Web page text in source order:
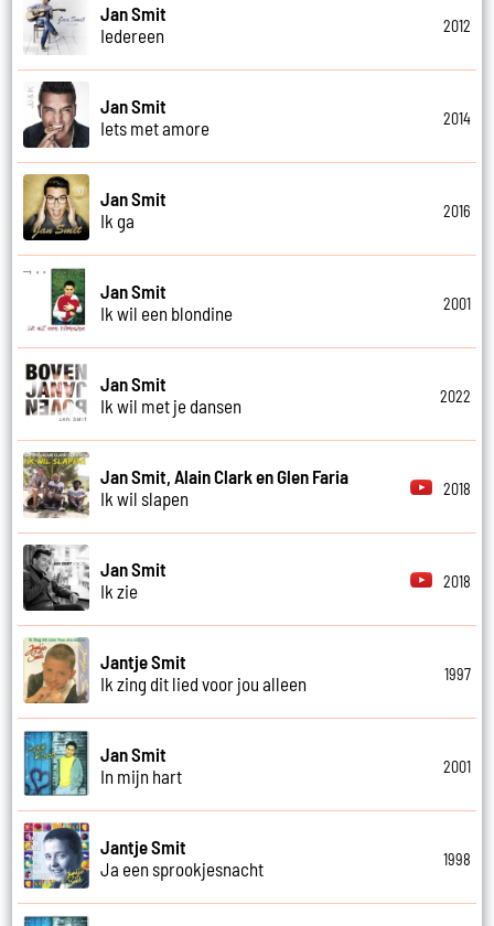
Jan Smit
Iedereen
2012
Jan Smit
Iets met amore
2014
Jan Smit
Ik ga
2016
Jan Smit
Ik wil een blondine
2001
Jan Smit
Ik wil met je dansen
2022
Jan Smit, Alain Clark en Glen Faria
Ik wil slapen
2018
Jan Smit
Ik zie
2018
Jantje Smit
Ik zing dit lied voor jou alleen
1997
Jan Smit
In mijn hart
2001
Jantje Smit
Ja een sprookjesnacht
1998